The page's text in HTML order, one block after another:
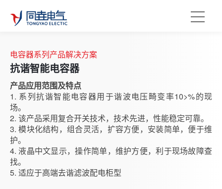
电容器系列产品解决方案
抗谐智能电容器
产品应用范围及特点
1. 系列抗谐智能电容器用于谐波电压畸变率10>%的现
场。
2. 该产品采用复合开关技术，技术先进，性能稳定可靠。
3. 模块化结构，组合灵活，扩容方便，安装简单，便于维
护。
4. 液晶中文显示，操作简单，维护方便，利于现场故障查
找。
5. 适应于高端去谐滤波配电柜型